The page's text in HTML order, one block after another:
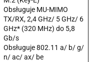
Obsługuje MU-MIMO
TX/RX, 2,4 GHz/ 5 GHz/ 6
GHz* (320 MHz) do 5,8
Gb/s
Obsługuje 802.11 a/ b/ g/
n/ ac/ ax/ be